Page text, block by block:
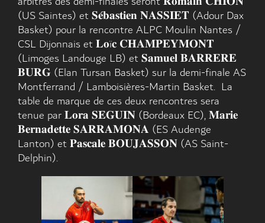
(US Saintes) et 𝐒𝐞́𝐛𝐚𝐬𝐭𝐢𝐞𝐧 𝐍𝐀𝐒𝐒𝐈𝐄𝐓 (Adour Dax
Basket) pour la rencontre ALPC Moulin Nantes /
CSL Dijonnais et 𝐋𝐨ï𝐜 𝐂𝐇𝐀𝐌𝐏𝐄𝐘𝐌𝐎𝐍𝐓
(Limoges Landouge LB) et 𝐒𝐚𝐦𝐮𝐞𝐥 𝐁𝐀𝐑𝐑𝐄𝐑𝐄
𝐁𝐔𝐑𝐆 (Elan Tursan Basket) sur la demi-finale AS
Montferrand / Lamboisières-Martin Basket. La
table de marque de ces deux rencontres sera
tenue par 𝐋𝐨𝐫𝐚 𝐒𝐄𝐆𝐔𝐈𝐍 (Bordeaux EC), 𝐌𝐚𝐫𝐢𝐞
𝐁𝐞𝐫𝐧𝐚𝐝𝐞𝐭𝐭𝐞 𝐒𝐀𝐑𝐑𝐀𝐌𝐎𝐍𝐀 (ES Audenge
Lanton) et 𝐏𝐚𝐬𝐜𝐚𝐥𝐞 𝐁𝐎𝐔𝐉𝐀𝐒𝐒𝐎𝐍 (AS Saint-
Delphin).